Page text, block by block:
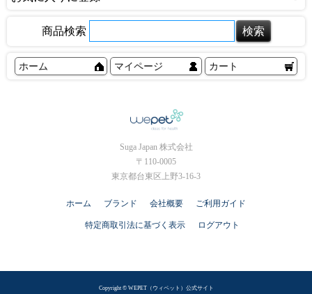
商品検索
ホーム マイページ カート
Suga Japan 株式会社
〒110-0005
東京都台東区上野3-16-3
ホーム ブランド 会社概要 ご利用ガイド
特定商取引法に基づく表示 ログアウト
Copyright © WEPET（ウィペット）公式サイト